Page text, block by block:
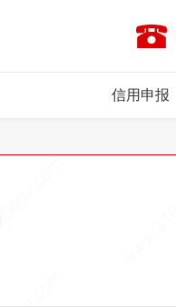
信用申报